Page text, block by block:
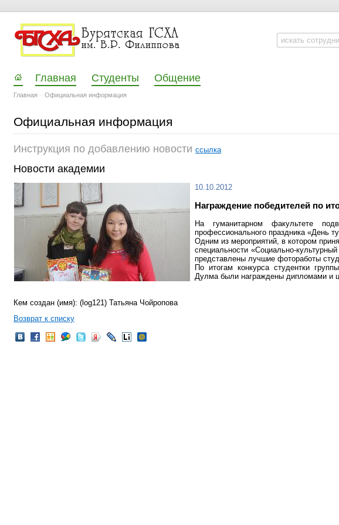
Главная Студенты Общение
Главная Официальная информация
Официальная информация
Инструкция по добавлению новости ссылка
Новости академии
10.10.2012
Награждение победителей по
На гуманитарном факультете
профессионального праздника «День
Одним из мероприятий, в котором
специальности «Социально-
представлены лучшие фотоработы
По итогам конкурса студентки
Дулма были награждены дипломами и
Кем создан (имя): (log121) Татьяна Чойропова
Возврат к списку